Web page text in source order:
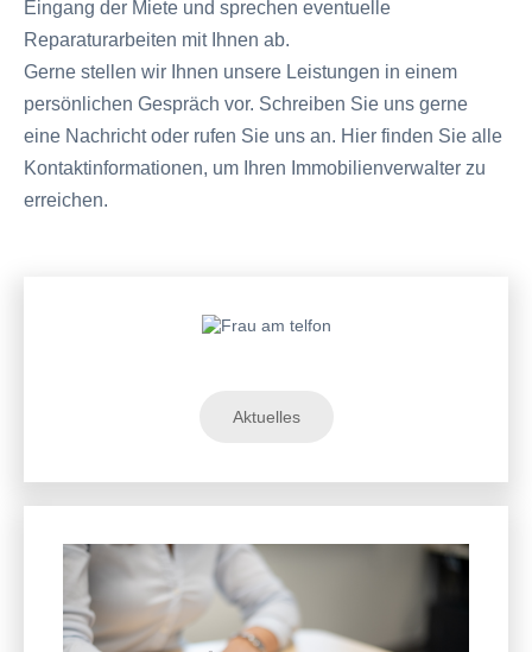
Eingang der Miete und sprechen eventuelle
Reparaturarbeiten mit Ihnen ab.
Gerne stellen wir Ihnen unsere Leistungen in einem
persönlichen Gespräch vor. Schreiben Sie uns gerne
eine Nachricht oder rufen Sie uns an. Hier finden Sie alle
Kontaktinformationen, um Ihren Immobilienverwalter zu
erreichen.
Aktuelles